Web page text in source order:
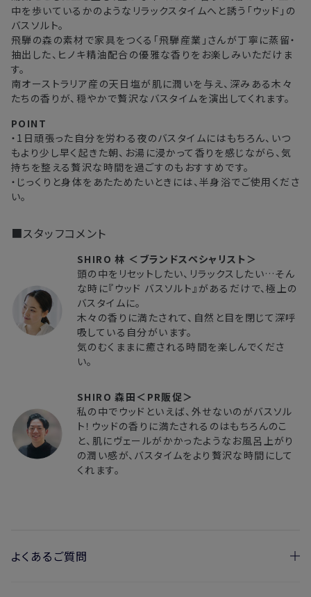
東北・関東・中部・関西 2〜3日
中国・四国・九州 3〜4日
います。
・交通状況や天候による遅延
・ラッピングのご注文、繁忙期および休業期間中
・ご注文内容の確認にお時間を要する
中を歩いているかのようなリラックスタイムへと誘う「ウッド」の
バスソルト。
飛騨の森の素材で家具をつくる「飛騨産業」さんが丁寧に蒸留・
抽出した、ヒノキ精油配合の優雅な香りをお楽しみいただけま
す。
南オーストラリア産の天日塩が肌に潤いを与え、深みある木々
たちの香りが、穏やかで贅沢なバスタイムを演出してくれます。
POINT
・1日頑張った自分を労わる夜のバスタイムにはもちろん、いつ
もより少し早く起きた朝、お湯に浸かって香りを感じながら、気
持ちを整える贅沢な時間を過ごすのもおすすめです。
・じっくりと身体をあたためたいときには、半身浴でご使用くださ
い。
■スタッフコメント
SHIRO 林 ＜ブランドスペシャリスト＞
頭の中をリセットしたい、リラックスしたい…そん
な時に『ウッド バスソルト』があるだけで、極上の
バスタイムに。
木々の香りに満たされて、自然と目を閉じて深呼
吸している自分がいます。
気のむくままに癒される時間を楽しんでくださ
い。
SHIRO 森田＜PR販促＞
私の中でウッドといえば、外せないのがバスソル
ト！ウッドの香りに満たされるのはもちろんのこ
と、肌にヴェールがかかったようなお風呂上がり
の潤い感が、バスタイムをより贅沢な時間にして
くれます。
よくあるご質問